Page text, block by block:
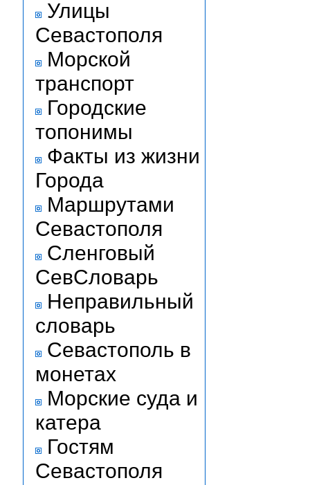
Улицы
Севастополя
Морской
транспорт
Городские
топонимы
Факты из жизни
Города
Маршрутами
Севастополя
Сленговый
СевСловарь
Неправильный
словарь
Севастополь в
монетах
Морские суда и
катера
Гостям
Севастополя